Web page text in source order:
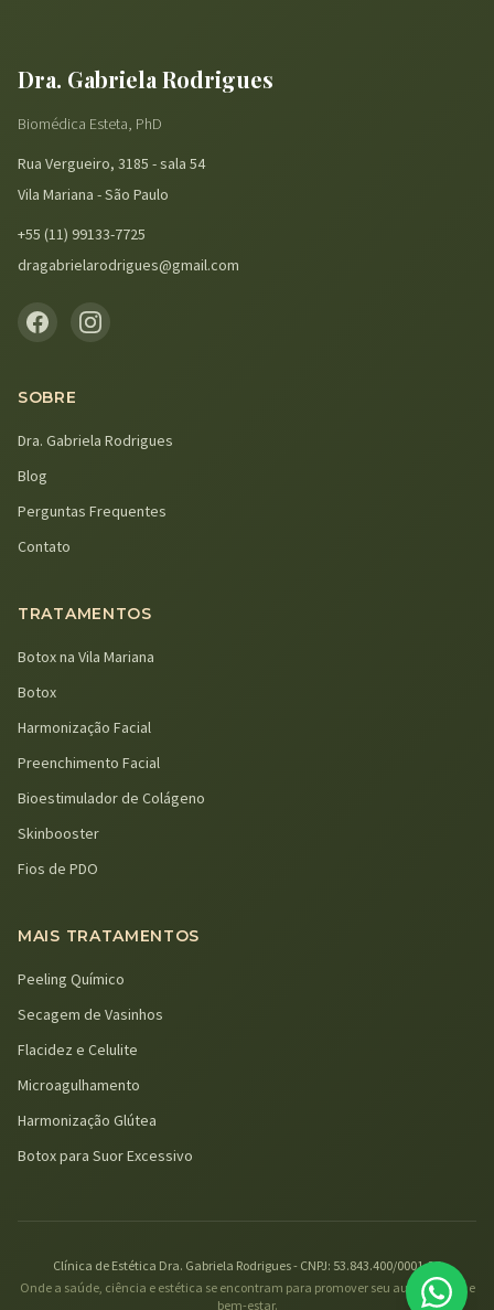
Dra. Gabriela Rodrigues
Biomédica Esteta, PhD
Rua Vergueiro, 3185 - sala 54
Vila Mariana - São Paulo
+55 (11) 99133-7725
dragabrielarodrigues@gmail.com
SOBRE
Dra. Gabriela Rodrigues
Blog
Perguntas Frequentes
Contato
TRATAMENTOS
Botox na Vila Mariana
Botox
Harmonização Facial
Preenchimento Facial
Bioestimulador de Colágeno
Skinbooster
Fios de PDO
MAIS TRATAMENTOS
Peeling Químico
Secagem de Vasinhos
Flacidez e Celulite
Microagulhamento
Harmonização Glútea
Botox para Suor Excessivo
Clínica de Estética Dra. Gabriela Rodrigues - CNPJ: 53.843.400/0001-25
Onde a saúde, ciência e estética se encontram para promover seu autocuidado e
bem-estar.